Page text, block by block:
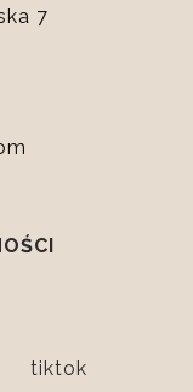
7
tiktok